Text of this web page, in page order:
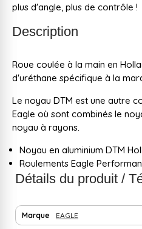
plus d'angle, plus de contrôle !
Description
Roue coulée à la main en
d'uréthane spécifique à la
Le noyau DTM est une autre
Eagle où sont combinés le
noyau à rayons.
Noyau en aluminium DTM
Roulements Eagle
Détails du produit /
Marque EAGLE